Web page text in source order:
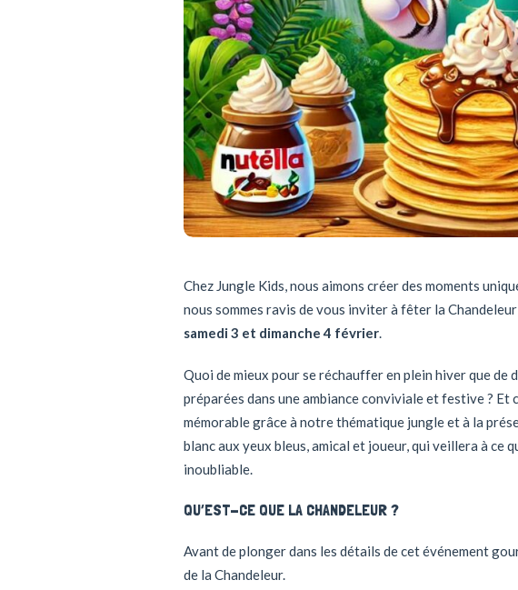
Chez Jungle Kids, nous aimons créer des moments
nous sommes ravis de vous inviter à fêter la
samedi 3 et dimanche 4 février.
Quoi de mieux pour se réchauffer en plein hiver que de
préparées dans une ambiance conviviale et festive ? Et
mémorable grâce à notre thématique jungle et à la
blanc aux yeux bleus, amical et joueur, qui veillera à ce
inoubliable.
QU’EST-CE QUE LA CHANDELEUR ?
Avant de plonger dans les détails de cet événement
de la Chandeleur.